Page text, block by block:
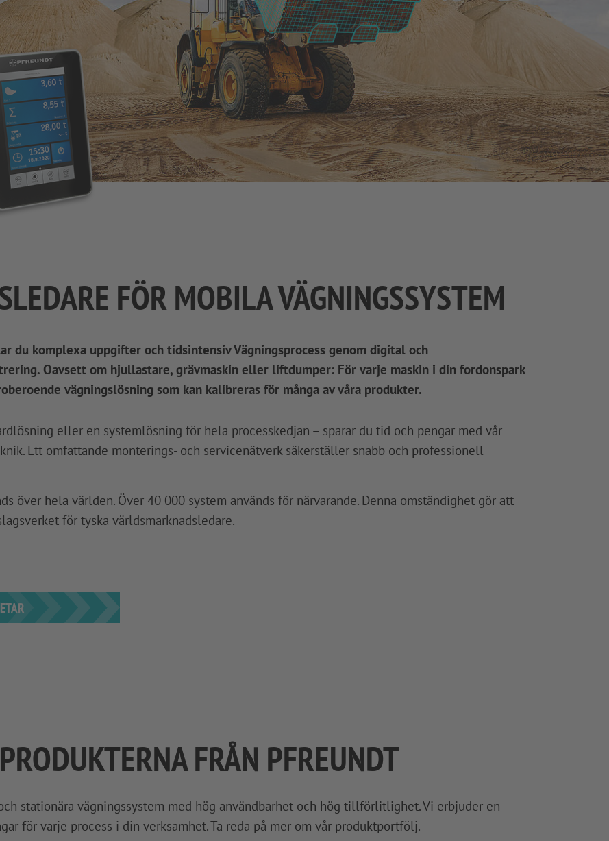
FÖR MOBILA VÄGNINGSSYSTEM
du komplexa uppgifter och tidsintensiv Vägningsprocess genom digital och
Oavsett om hjullastare, grävmaskin eller liftdumper: För varje maskin i din fordonspark
vägningslösning som kan kalibreras för många av våra produkter.
eller en systemlösning för hela processkedjan – sparar du tid och pengar med vår
Ett omfattande monterings- och servicenätverk säkerställer snabb och professionell
över hela världen. Över 40 000 system används för närvarande. Denna omständighet gör att
för tyska världsmarknadsledare.
FRÅN PFREUNDT
stationära vägningssystem med hög användbarhet och hög tillförlitlighet. Vi erbjuder en
för varje process i din verksamhet. Ta reda på mer om vår produktportfölj.